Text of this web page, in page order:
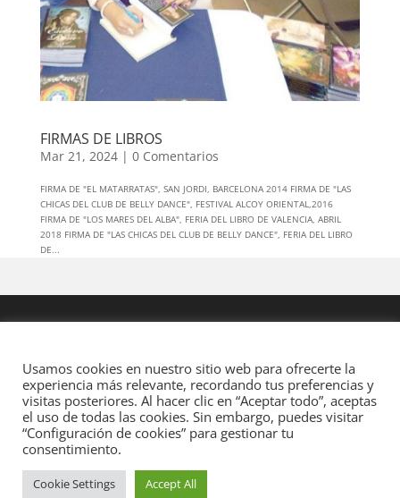
FIRMAS DE LIBROS
Mar 21, 2024| 0 Comentarios
FIRMA DE "EL MATARRATAS", SAN JORDI, BARCELONA 2014 FIRMA DE "LAS
CHICAS DEL CLUB DE BELLY DANCE", FESTIVAL ALCOY ORIENTAL,2016
FIRMA DE "LOS MARES DEL ALBA", FERIA DEL LIBRO DE VALENCIA, ABRIL
2018 FIRMA DE "LAS CHICAS DEL CLUB DE BELLY DANCE", FERIA DEL LIBRO
DE...
Usamos cookies en nuestro sitio web para ofrecerte la
experiencia más relevante, recordando tus preferencias y
visitas posteriores. Al hacer clic en “Aceptar todo”, aceptas
el uso de todas las cookies. Sin embargo, puedes visitar
“Configuración de cookies” para gestionar tu
consentimiento.
Cookie Settings Accept All